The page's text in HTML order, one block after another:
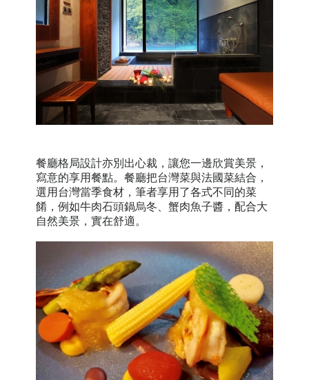
餐廳格局設計亦別出心裁，讓您一邊欣賞美景，
寫意的享用餐點。餐廳把台灣菜與法國菜結合，
選用台灣當季食材，筆者享用了各式不同的菜
餚，例如牛肉石頭鍋烏冬、蟹肉魚子醬，配合大
自然美景，實在舒適。